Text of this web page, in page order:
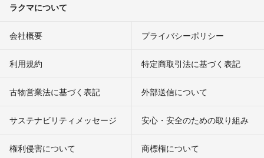
ラクマについて
会社概要 プライバシーポリシー
利用規約 特定商取引法に基づく表記
古物営業法に基づく表記 外部送信について
サステナビリティメッセージ 安心・安全のための取り組み
権利侵害について
商標権について